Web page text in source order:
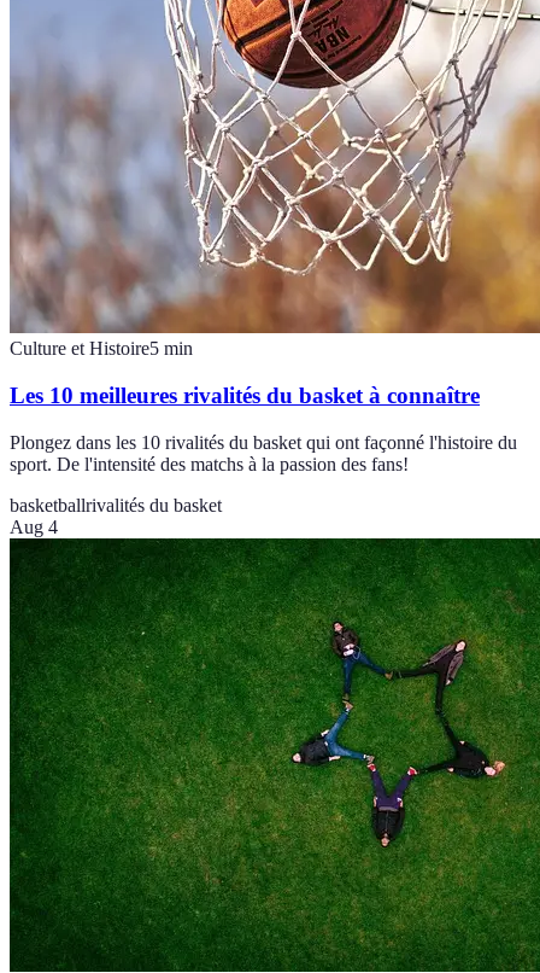
Culture et Histoire5 min
Les 10 meilleures rivalités du basket à connaître
Plongez dans les 10 rivalités du basket qui ont façonné l'histoire du
sport. De l'intensité des matchs à la passion des fans!
basketballrivalités du basket
Aug 4